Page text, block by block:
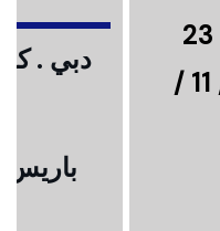
ولغاية 27 / 11 /
دبي .
باريس